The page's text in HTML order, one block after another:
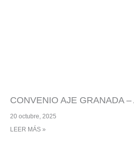
CONVENIO AJE GRANADA
20 octubre, 2025
LEER MÁS »